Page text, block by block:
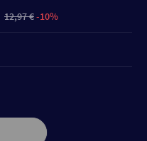
12,97 €-10%